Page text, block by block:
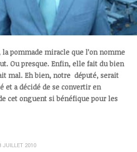
la pommade miracle que l’on nomme
Ou presque. Enfin, elle fait du bien
mal. Eh bien, notre député, serait
a décidé de se convertir en
cet onguent si bénéfique pour les
JUILLET 2010